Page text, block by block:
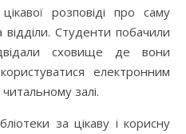
розповіді про саму
відділи. Студенти побачили
сховище де вони
електронним
залі.
за цікаву і корисну